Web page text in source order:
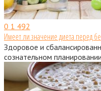
0 1 492
Имеет ли значение диета перед
Здоровое и
сознательном